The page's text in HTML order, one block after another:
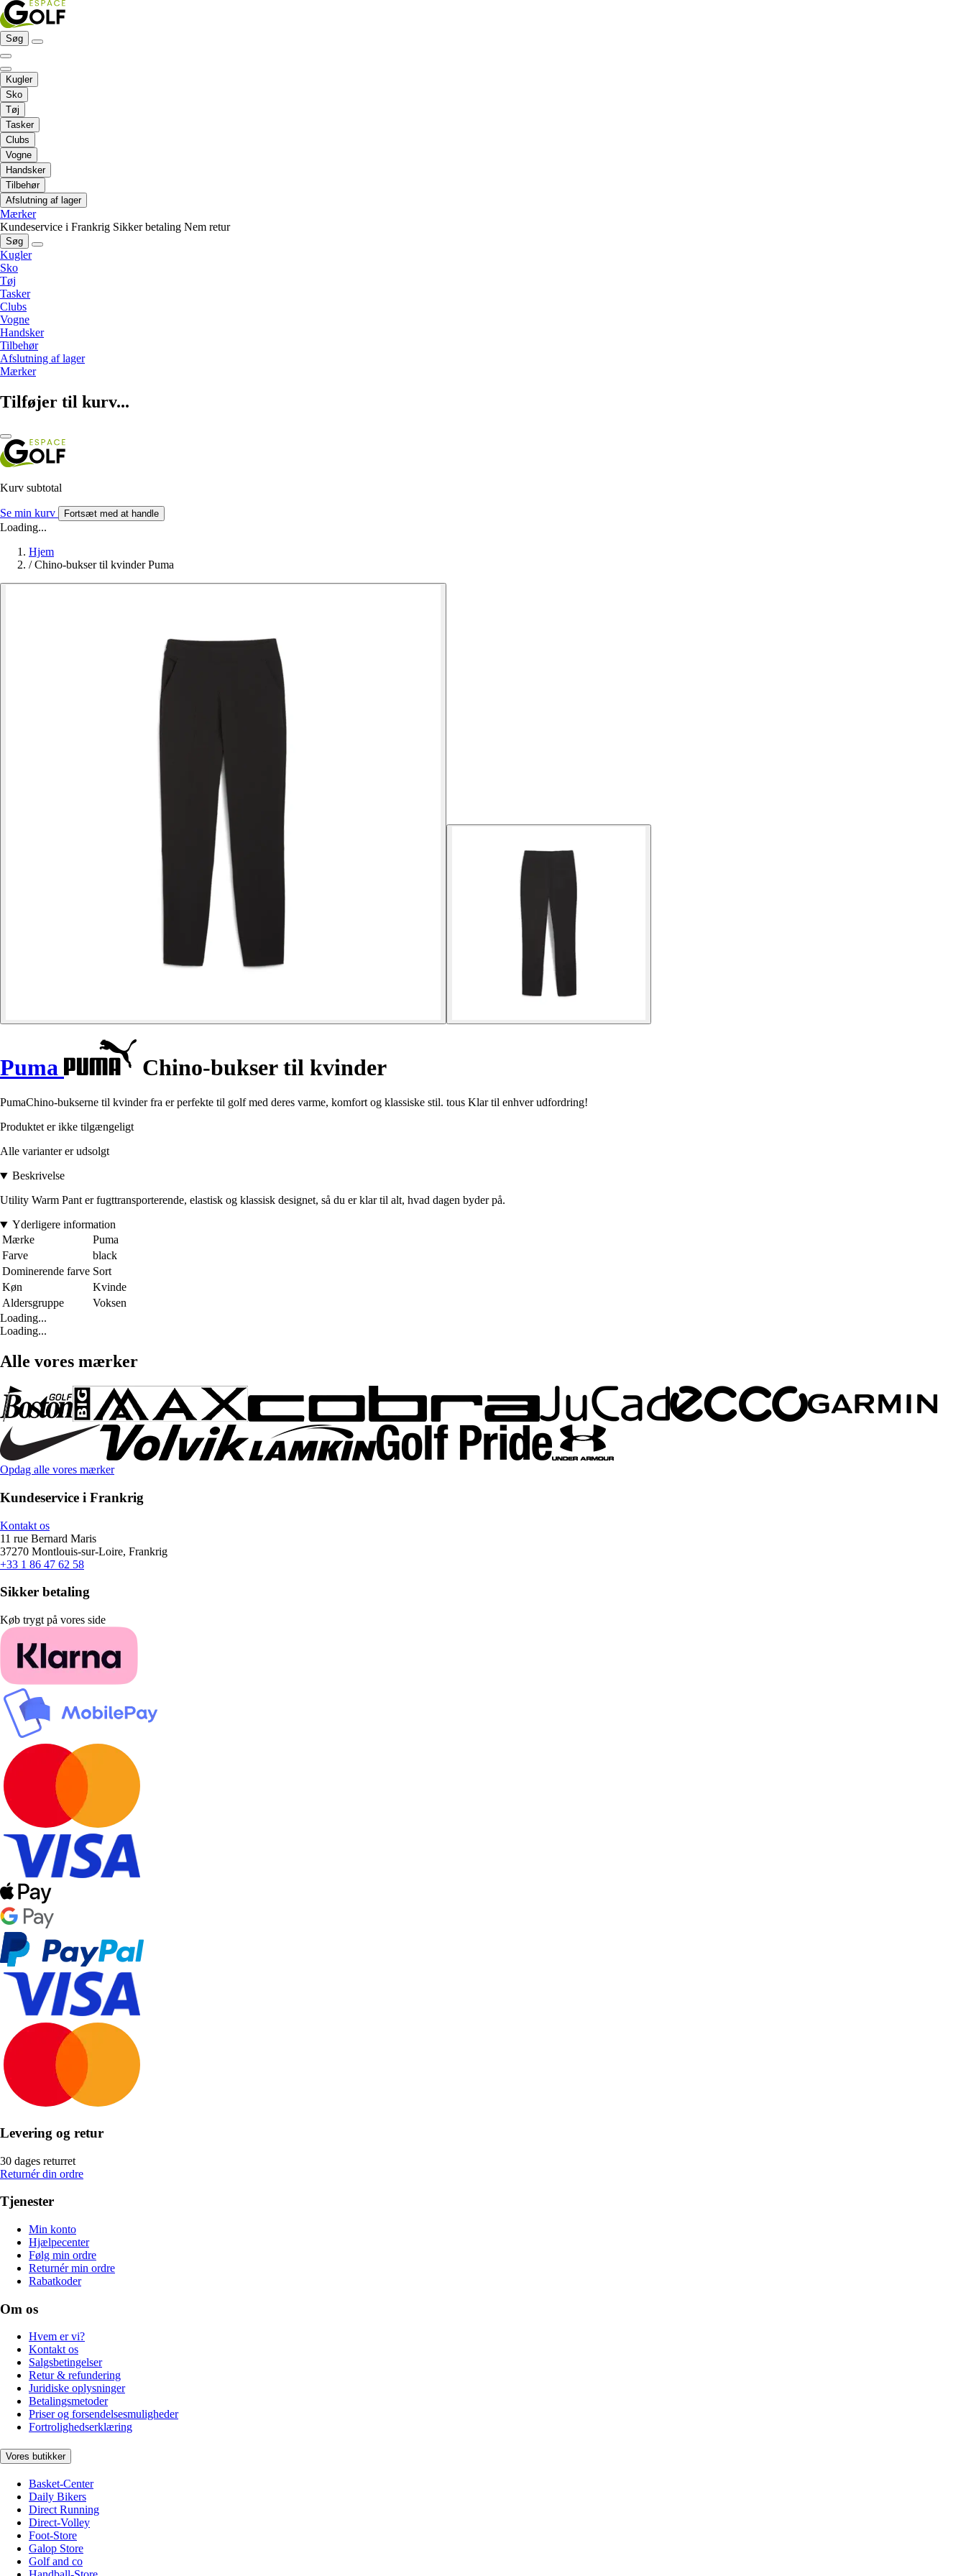
Søg
Kugler
Sko
Tøj
Tasker
Clubs
Vogne
Handsker
Tilbehør
Afslutning af lager
Mærker
Kundeservice i Frankrig Sikker betaling Nem retur
Søg
Kugler
Sko
Tøj
Tasker
Clubs
Vogne
Handsker
Tilbehør
Afslutning af lager
Mærker
Tilføjer til kurv...
Kurv subtotal
Se min kurv Fortsæt med at handle
Loading...
Hjem
/ Chino-bukser til kvinder Puma
Puma Chino-bukser til kvinder
PumaChino-bukserne til kvinder fra er perfekte til golf med deres varme, komfort og klassiske stil. tous Klar til enhver udfordring!
Produktet er ikke tilgængeligt
Alle varianter er udsolgt
Beskrivelse
Utility Warm Pant er fugttransporterende, elastisk og klassisk designet, så du er klar til alt, hvad dagen byder på.
Yderligere information
Mærke
Puma
Farve
black
Dominerende farve Sort
Køn
Kvinde
Aldersgruppe
Voksen
Loading...
Loading...
Alle vores mærker
Opdag alle vores mærker
Kundeservice i Frankrig
Kontakt os
11 rue Bernard Maris
37270 Montlouis-sur-Loire, Frankrig
+33 1 86 47 62 58
Sikker betaling
Køb trygt på vores side
Levering og retur
30 dages returret
Returnér din ordre
Tjenester
Min konto
Hjælpecenter
Følg min ordre
Returnér min ordre
Rabatkoder
Om os
Hvem er vi?
Kontakt os
Salgsbetingelser
Retur & refundering
Juridiske oplysninger
Betalingsmetoder
Priser og forsendelsesmuligheder
Fortrolighedserklæring
Vores butikker
Basket-Center
Daily Bikers
Direct Running
Direct-Volley
Foot-Store
Galop Store
Golf and co